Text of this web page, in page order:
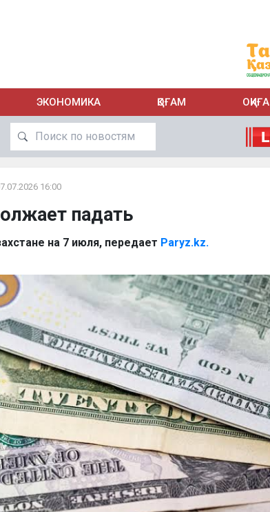
ЭКОНОМИКА ҚОҒАМ ОҚИҒА
16:00
падать
на 7 июля, передает Paryz.kz.